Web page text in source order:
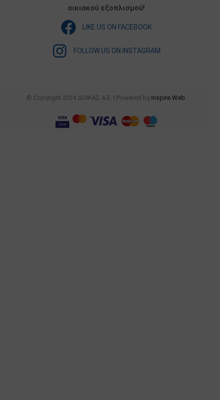
οικιακού εξοπλισμού!
LIKE US ON FACEBOOK
FOLLOW US ON INSTAGRAM
© Copyright 2024 ΔΟΙΚΑΣ Α.Ε. | Powered by Inspire Web.